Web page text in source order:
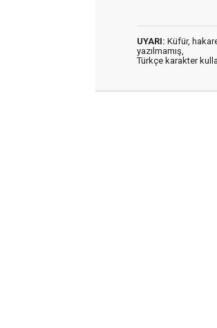
UYARI: Küfür,
yazılmamış,
Türkçe karakter